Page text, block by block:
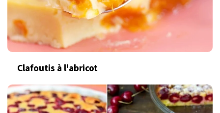
Clafoutis à l'abricot